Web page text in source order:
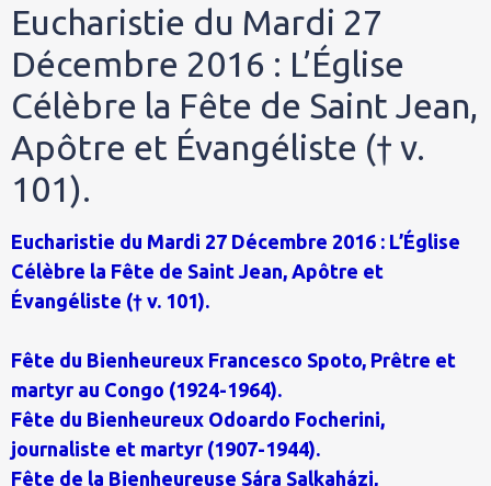
Eucharistie du Mardi 27
Décembre 2016 : L’Église
Célèbre la Fête de Saint Jean,
Apôtre et Évangéliste († v.
101).
Eucharistie du Mardi 27 Décembre 2016 : L’Église
Célèbre la Fête de Saint Jean, Apôtre et
Évangéliste († v. 101).
Fête du Bienheureux Francesco Spoto, Prêtre et
martyr au Congo (1924-1964).
Fête du Bienheureux Odoardo Focherini,
journaliste et martyr (1907-1944).
Fête de la Bienheureuse Sára Salkaházi,